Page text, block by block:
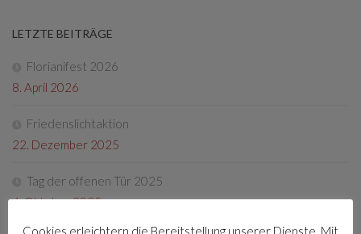
LETZTE BEITRÄGE
Florianifest 2026
8. April 2026
Friedenslichtaktion
22. Dezember 2025
Tag der offenen Tür 2025
4. Oktober 2025
Cookies erleichtern die Bereitstellung unserer Dienste. Mit